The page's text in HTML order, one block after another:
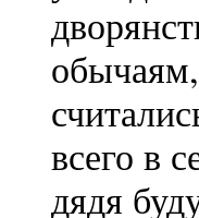
всего в
дядя